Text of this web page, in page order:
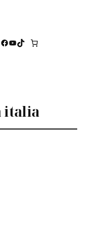
Facebook
YouTube
TikTok
italia